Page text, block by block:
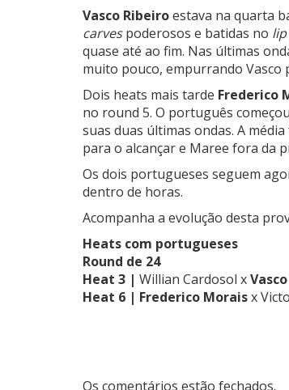
Vasco Ribeiroestava na quarta
carvespoderosos e batidas no lip
quase até ao fim. Nas últimas
muito pouco, empurrando Vasco
Dois heats mais tarde Frederico
no round 5. O português
suas duas últimas ondas. A
para o alcançar e Maree fora da
Os dois portugueses seguem
dentro de horas.
Acompanha a evolução desta
Heats com portugueses
Round de 24
Heat 3 | Willian Cardosol x
Heat 6 | Frederico Moraisx
Os comentários estão fechados.